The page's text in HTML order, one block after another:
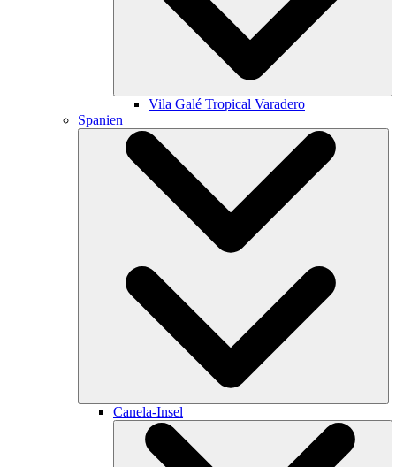
Vila Galé Tropical Varadero
Spanien
Canela-Insel